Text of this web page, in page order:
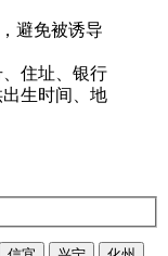
避免被诱导
住址、银行
生时间、地